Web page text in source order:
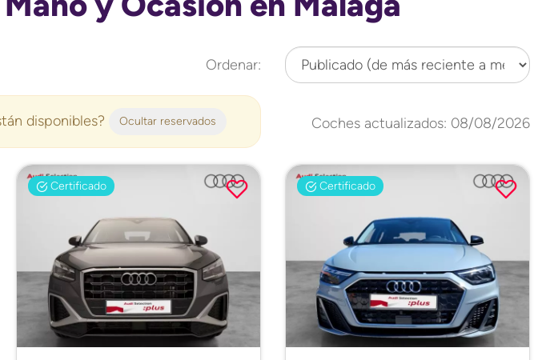
Ordenar:
disponibles? Ocultar reservados Coches actualizados: 08/08/2026
Certificado Certificado